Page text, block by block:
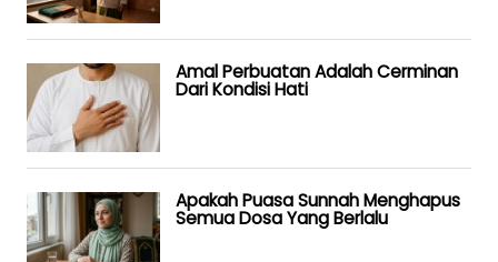
Amal Perbuatan Adalah Cerminan
Dari Kondisi Hati
Apakah Puasa Sunnah Menghapus
Semua Dosa Yang Berlalu